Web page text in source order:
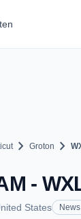
chevron_right Groton chevron_right
-
States News